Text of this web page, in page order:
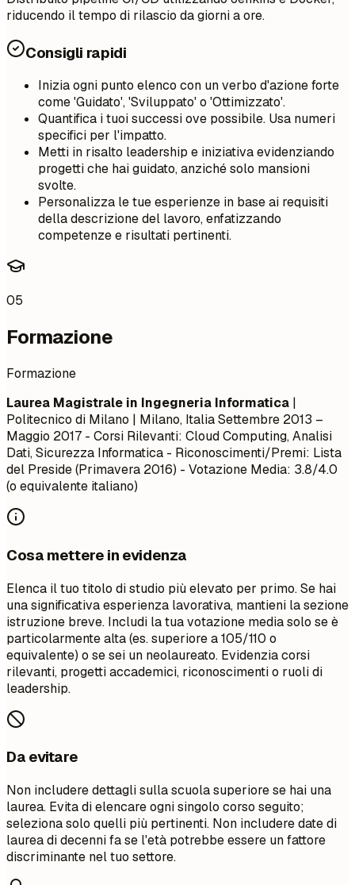
riducendo il tempo di rilascio da giorni a ore.
Consigli rapidi
Inizia ogni punto elenco con un verbo d'azione forte
come 'Guidato', 'Sviluppato' o 'Ottimizzato'.
Quantifica i tuoi successi ove possibile. Usa numeri
specifici per l'impatto.
Metti in risalto leadership e iniziativa evidenziando
progetti che hai guidato, anziché solo mansioni
svolte.
Personalizza le tue esperienze in base ai requisiti
della descrizione del lavoro, enfatizzando
competenze e risultati pertinenti.
05
Formazione
Formazione
Laurea Magistrale in Ingegneria Informatica |
Politecnico di Milano | Milano, ItaliaSettembre 2013 –
Maggio 2017 - Corsi Rilevanti: Cloud Computing, Analisi
Dati, Sicurezza Informatica - Riconoscimenti/Premi: Lista
del Preside (Primavera 2016) - Votazione Media: 3.8/4.0
(o equivalente italiano)
Cosa mettere in evidenza
Elenca il tuo titolo di studio più elevato per primo. Se hai
una significativa esperienza lavorativa, mantieni la sezione
istruzione breve. Includi la tua votazione media solo se è
particolarmente alta (es. superiore a 105/110 o
equivalente) o se sei un neolaureato. Evidenzia corsi
rilevanti, progetti accademici, riconoscimenti o ruoli di
leadership.
Da evitare
Non includere dettagli sulla scuola superiore se hai una
laurea. Evita di elencare ogni singolo corso seguito;
seleziona solo quelli più pertinenti. Non includere date di
laurea di decenni fa se l'età potrebbe essere un fattore
discriminante nel tuo settore.